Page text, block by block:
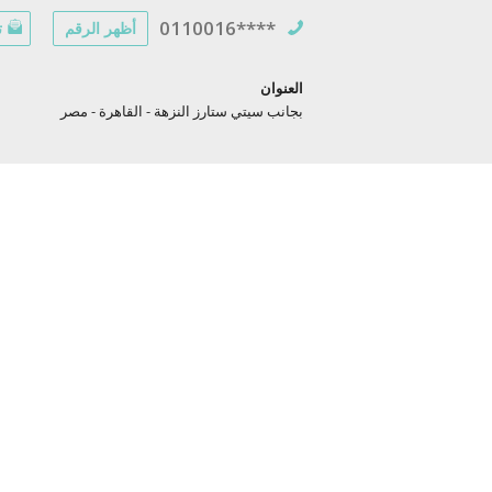
0110016**** أظهر الرقم
العنوان
بجانب سيتي ستارز النزهة - القاهرة - مصر